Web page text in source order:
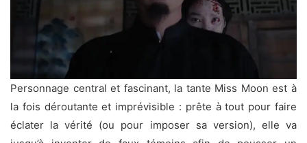
Personnage central et fascinant, la tante Miss Moon est à
la fois déroutante et imprévisible : prête à tout pour faire
éclater la vérité (ou pour imposer sa version), elle va